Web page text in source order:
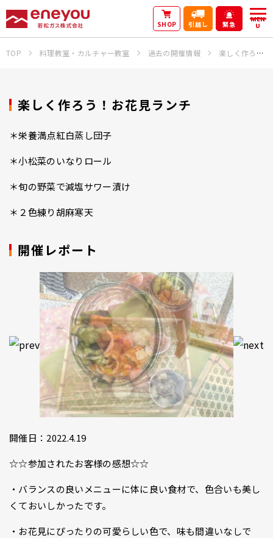
SHOP 引越し 緊急
MEN
U
TOP 料理教室・カルチャー教室 過去の開催情報 楽しく作ろう！お花見ランチ
楽しく作ろう！お花見ランチ
＊栄養満点紅白蒸し団子
＊小松菜のいなりロール
＊旬の野菜で減塩サワー漬け
＊２色練り胡麻寒天
開催レポート
開催日：2022.4.19
☆☆参加されたお客様の感想☆☆
・バランスの良いメニューに体に良い食材で、色合いも美し
くておいしかったです。
・お花見にぴったりの可愛らしい色で、味も間違いなしで